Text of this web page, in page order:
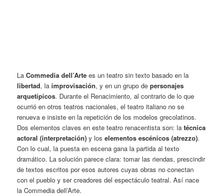
LaCommedia dell’Arte es un teatro sin texto basado en la
libertad, laimprovisación, y en un grupo depersonajes
arquetípicos. Durante el Renacimiento, al contrario de lo que
ocurrió en otros teatros nacionales, el teatro italiano no se
renueva e insiste en la repetición de los modelos grecolatinos.
Dos elementos claves en este teatro renacentista son: latécnica
actoral (interpretación) y loselementos escénicos (atrezzo).
Conlo cual, la puesta en escena gana la partida al texto
dramático. La solución parece clara: tomar las riendas, prescindir
de textos escritos por esos autores cuyas obras no conectan
con el pueblo y ser creadores del espectáculo teatral. Así nace
la Commedia dell’Arte.